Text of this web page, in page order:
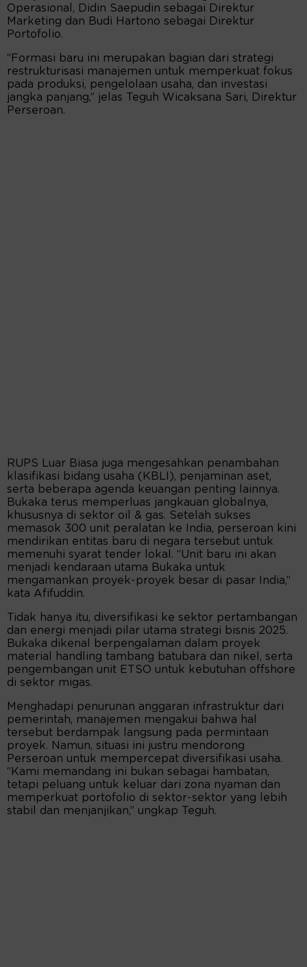
Operasional, Didin Saepudin sebagai Direktur
Marketing dan Budi Hartono sebagai Direktur
Portofolio.
“Formasi baru ini merupakan bagian dari strategi
restrukturisasi manajemen untuk memperkuat fokus
pada produksi, pengelolaan usaha, dan investasi
jangka panjang,” jelas Teguh Wicaksana Sari, Direktur
Perseroan.
RUPS Luar Biasa juga mengesahkan penambahan
klasifikasi bidang usaha (KBLI), penjaminan aset,
serta beberapa agenda keuangan penting lainnya.
Bukaka terus memperluas jangkauan globalnya,
khususnya di sektor oil & gas. Setelah sukses
memasok 300 unit peralatan ke India, perseroan kini
mendirikan entitas baru di negara tersebut untuk
memenuhi syarat tender lokal. “Unit baru ini akan
menjadi kendaraan utama Bukaka untuk
mengamankan proyek-proyek besar di pasar India,”
kata Afifuddin.
Tidak hanya itu, diversifikasi ke sektor pertambangan
dan energi menjadi pilar utama strategi bisnis 2025.
Bukaka dikenal berpengalaman dalam proyek
material handling tambang batubara dan nikel, serta
pengembangan unit ETSO untuk kebutuhan offshore
di sektor migas.
Menghadapi penurunan anggaran infrastruktur dari
pemerintah, manajemen mengakui bahwa hal
tersebut berdampak langsung pada permintaan
proyek. Namun, situasi ini justru mendorong
Perseroan untuk mempercepat diversifikasi usaha.
“Kami memandang ini bukan sebagai hambatan,
tetapi peluang untuk keluar dari zona nyaman dan
memperkuat portofolio di sektor-sektor yang lebih
stabil dan menjanjikan,” ungkap Teguh.